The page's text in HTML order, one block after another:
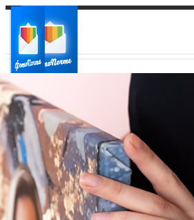
Ваш город:
Ваш регион доставки
Выберите из списка: